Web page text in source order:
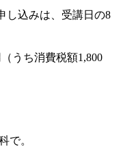
し込みは、受講日の8
うち消費税額1,800
で。